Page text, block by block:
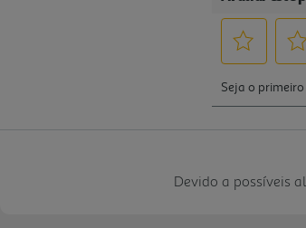
Devido a possíveis